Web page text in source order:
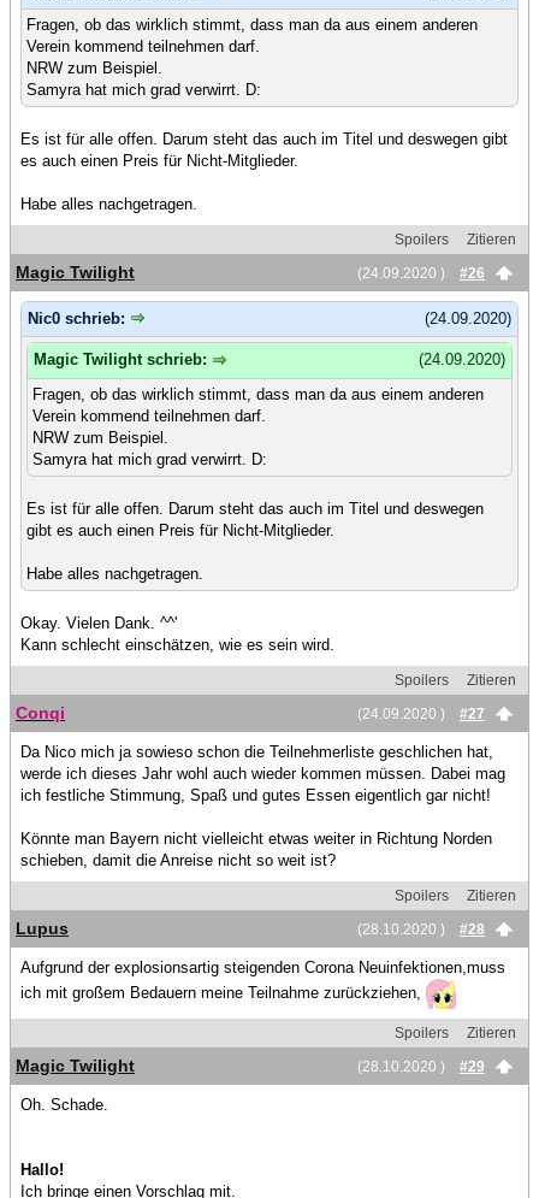
Fragen, ob das wirklich stimmt, dass man da aus einem anderen
Verein kommend teilnehmen darf.
NRW zum Beispiel.
Samyra hat mich grad verwirrt. D:
Es ist für alle offen. Darum steht das auch im Titel und deswegen gibt
es auch einen Preis für Nicht-Mitglieder.
Habe alles nachgetragen.
Spoilers
Zitieren
(24.09.2020 )
#26
Magic Twilight
(24.09.2020)
Nic0 schrieb:
(24.09.2020)
Magic Twilight schrieb:
Fragen, ob das wirklich stimmt, dass man da aus einem anderen
Verein kommend teilnehmen darf.
NRW zum Beispiel.
Samyra hat mich grad verwirrt. D:
Es ist für alle offen. Darum steht das auch im Titel und deswegen
gibt es auch einen Preis für Nicht-Mitglieder.
Habe alles nachgetragen.
Okay. Vielen Dank. ^^'
Kann schlecht einschätzen, wie es sein wird.
Spoilers
Zitieren
(24.09.2020 )
#27
Conqi
Da Nico mich ja sowieso schon die Teilnehmerliste geschlichen hat,
werde ich dieses Jahr wohl auch wieder kommen müssen. Dabei mag
ich festliche Stimmung, Spaß und gutes Essen eigentlich gar nicht!
Könnte man Bayern nicht vielleicht etwas weiter in Richtung Norden
schieben, damit die Anreise nicht so weit ist?
Spoilers
Zitieren
(28.10.2020 )
#28
Lupus
Aufgrund der explosionsartig steigenden Corona Neuinfektionen,muss
ich mit großem Bedauern meine Teilnahme zurückziehen,
Spoilers
Zitieren
(28.10.2020 )
#29
Magic Twilight
Oh. Schade.
Hallo!
Ich bringe einen Vorschlag mit.